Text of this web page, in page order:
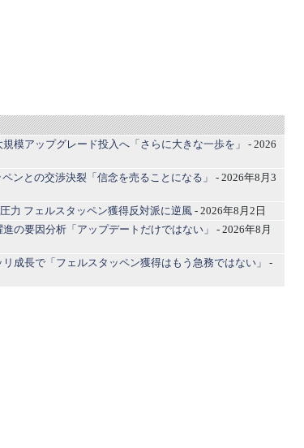
模アップグレード投入へ「さらに大きな一歩を」
- 2026
ンとの交渉決裂「信念を売ることになる」
- 2026年8月3
力 フェルスタッペン獲得反対派に逆風 - 2026年8月2日
の要因分析「アップデートだけではない」
- 2026年8月
成長で「フェルスタッペン獲得はもう急務ではない」
-